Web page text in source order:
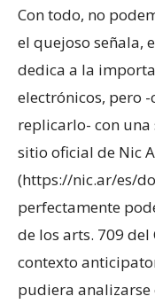
Con todo, no
el quejoso señala,
dedica a la
electrónicos, pero
replicarlo- con una
sitio oficial de Nic
(https://nic.ar/es/
perfectamente
de los arts. 709 del
contexto
pudiera